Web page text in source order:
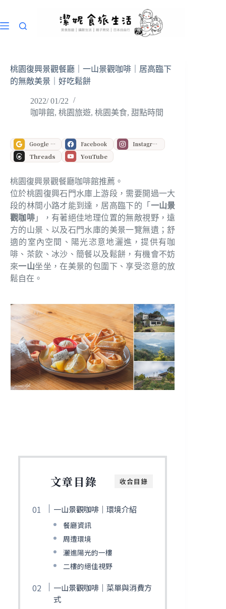
主
桃園復興景觀餐廳｜一山景觀咖啡｜居高臨下
的無敵美景｜好吃鬆餅
2022/ 01/22
咖啡館, 桃園旅遊, 桃園美食, 甜點時間
Google 偏好來源 Facebook Instagram
Threads YouTube
桃園復興景觀餐廳咖啡館推薦。
位於桃園復興石門水庫上游段，需要開過一大
段的林間小路才能到達，居高臨下的「 一山景
觀咖啡 」，有著絕佳地理位置的無敵視野，遠
方的山景、以及石門水庫的美景一覽無遺；舒
適的室內空間、陽光恣意地灑進，提供有咖
啡、茶飲、冰沙、簡餐以及鬆餅，有機會不妨
來一山坐坐，在美景的包圍下、享受恣意的放
鬆自在。
收合目錄
文章目錄
一山景觀咖啡｜環境介紹
餐廳資訊
周遭環境
灑進陽光的一樓
二樓的絕佳視野
一山景觀咖啡｜菜單與消費方
式